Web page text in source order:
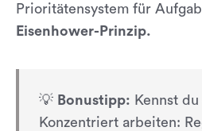
Prioritätensystem für
Eisenhower-Prinzip.
💡 Bonustipp: Kennst
Konzentriert arbeiten: